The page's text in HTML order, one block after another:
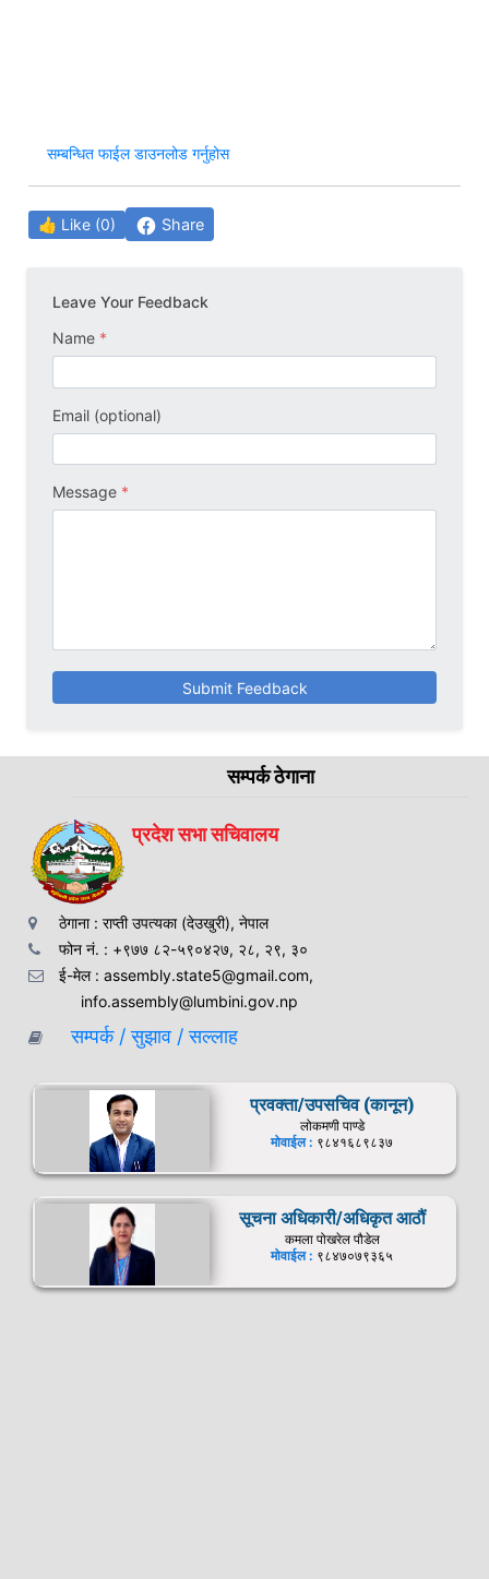
सम्बन्धित फाईल डाउनलोड गर्नुहोस
👍 Like (0) Share
Leave Your Feedback
Name *
Email (optional)
Message *
Submit Feedback
सम्पर्क ठेगाना
प्रदेश सभा सचिवालय
ठेगाना : राप्ती उपत्यका (देउखुरी), नेपाल
फोन नं. : +९७७ ८२-५९०४२७, २८, २९, ३०
ई-मेल : assembly.state5@gmail.com,
info.assembly@lumbini.gov.np
सम्पर्क / सुझाव / सल्लाह
प्रवक्ता/उपसचिव (कानून)
लोकमणी पाण्डे
मोवाईल : ९८४१६८९८३७
सूचना अधिकारी/अधिकृत आठौं
कमला पोखरेल पौडेल
मोवाईल : ९८४७०७९३६५